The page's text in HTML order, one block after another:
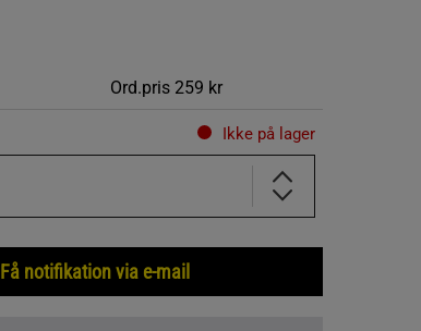
Ord.pris 259 kr
Ikke på lager
Få notifikation via e-mail